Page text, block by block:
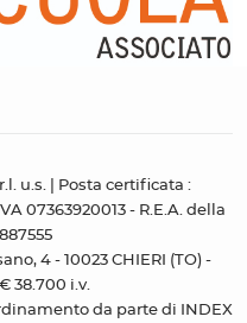
u.s. | Posta certificata :
07363920013 - R.E.A. della
4 - 10023 CHIERI (TO) -
38.700 i.v.
da parte di INDEX